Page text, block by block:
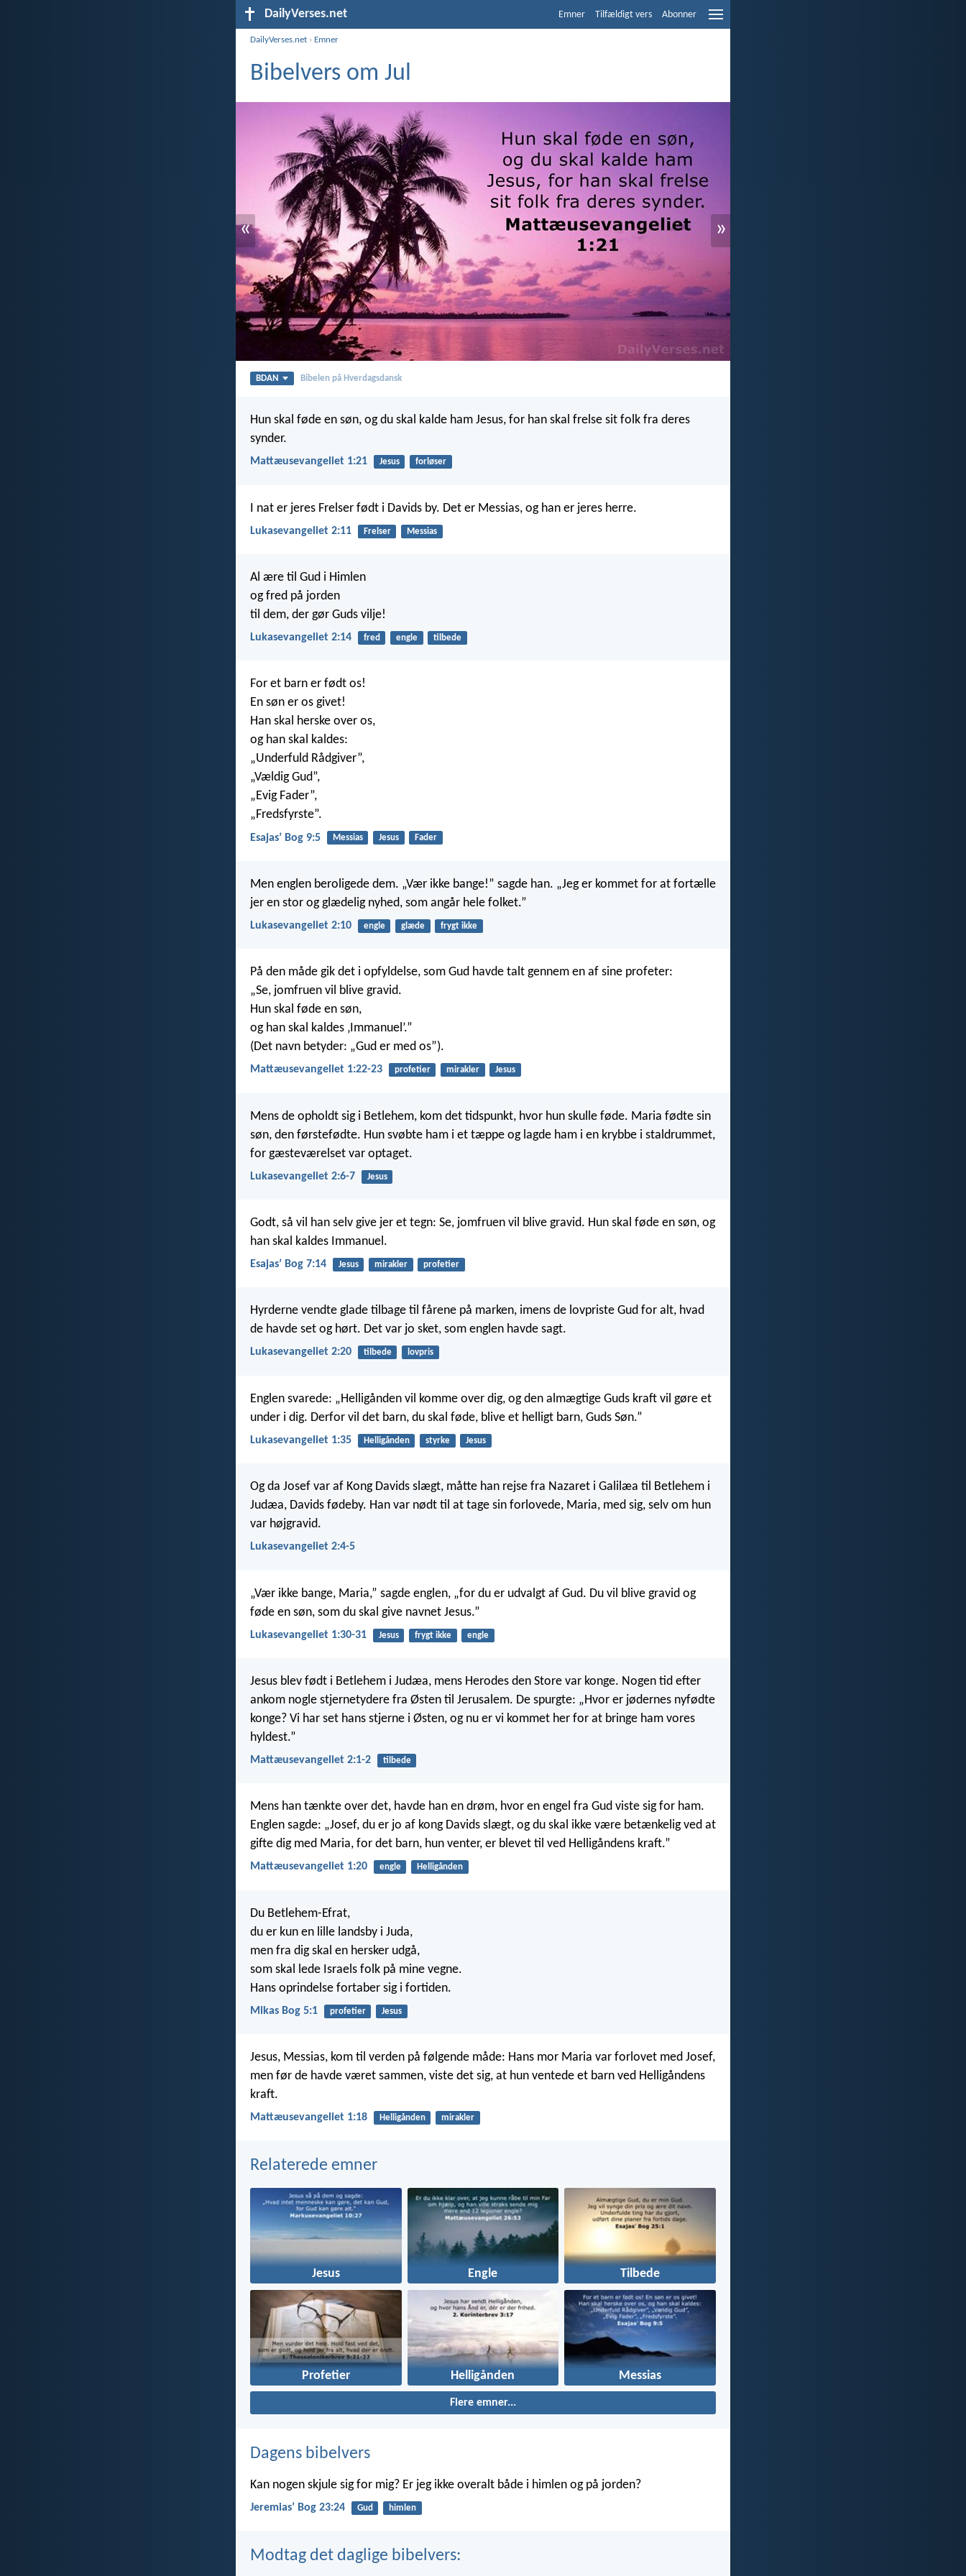
DailyVerses.net Emner Tilfældigt vers Abonner
DailyVerses.net › Emner
Bibelvers om Jul
« »
BDAN Bibelen på Hverdagsdansk
Hun skal føde en søn, og du skal kalde ham Jesus, for han skal frelse sit folk fra deres
synder.
Mattæusevangeliet 1:21 Jesus forløser
I nat er jeres Frelser født i Davids by. Det er Messias, og han er jeres herre.
Lukasevangeliet 2:11 Frelser Messias
Al ære til Gud i Himlen
og fred på jorden
til dem, der gør Guds vilje!
Lukasevangeliet 2:14 fred engle tilbede
For et barn er født os!
En søn er os givet!
Han skal herske over os,
og han skal kaldes:
„Underfuld Rådgiver”,
„Vældig Gud”,
„Evig Fader”,
„Fredsfyrste”.
Esajasʼ Bog 9:5 Messias Jesus Fader
Men englen beroligede dem. „Vær ikke bange!” sagde han. „Jeg er kommet for at fortælle
jer en stor og glædelig nyhed, som angår hele folket.”
Lukasevangeliet 2:10 engle glæde frygt ikke
På den måde gik det i opfyldelse, som Gud havde talt gennem en af sine profeter:
„Se, jomfruen vil blive gravid.
Hun skal føde en søn,
og han skal kaldes ‚Immanuel’.”
(Det navn betyder: „Gud er med os”).
Mattæusevangeliet 1:22-23 profetier mirakler Jesus
Mens de opholdt sig i Betlehem, kom det tidspunkt, hvor hun skulle føde. Maria fødte sin
søn, den førstefødte. Hun svøbte ham i et tæppe og lagde ham i en krybbe i staldrummet,
for gæsteværelset var optaget.
Lukasevangeliet 2:6-7 Jesus
Godt, så vil han selv give jer et tegn: Se, jomfruen vil blive gravid. Hun skal føde en søn, og
han skal kaldes Immanuel.
Esajasʼ Bog 7:14 Jesus mirakler profetier
Hyrderne vendte glade tilbage til fårene på marken, imens de lovpriste Gud for alt, hvad
de havde set og hørt. Det var jo sket, som englen havde sagt.
Lukasevangeliet 2:20 tilbede lovpris
Englen svarede: „Helligånden vil komme over dig, og den almægtige Guds kraft vil gøre et
under i dig. Derfor vil det barn, du skal føde, blive et helligt barn, Guds Søn.”
Lukasevangeliet 1:35 Helligånden styrke Jesus
Og da Josef var af Kong Davids slægt, måtte han rejse fra Nazaret i Galilæa til Betlehem i
Judæa, Davids fødeby. Han var nødt til at tage sin forlovede, Maria, med sig, selv om hun
var højgravid.
Lukasevangeliet 2:4-5
„Vær ikke bange, Maria,” sagde englen, „for du er udvalgt af Gud. Du vil blive gravid og
føde en søn, som du skal give navnet Jesus.”
Lukasevangeliet 1:30-31 Jesus frygt ikke engle
Jesus blev født i Betlehem i Judæa, mens Herodes den Store var konge. Nogen tid efter
ankom nogle stjernetydere fra Østen til Jerusalem. De spurgte: „Hvor er jødernes nyfødte
konge? Vi har set hans stjerne i Østen, og nu er vi kommet her for at bringe ham vores
hyldest.”
Mattæusevangeliet 2:1-2 tilbede
Mens han tænkte over det, havde han en drøm, hvor en engel fra Gud viste sig for ham.
Englen sagde: „Josef, du er jo af kong Davids slægt, og du skal ikke være betænkelig ved at
gifte dig med Maria, for det barn, hun venter, er blevet til ved Helligåndens kraft.”
Mattæusevangeliet 1:20 engle Helligånden
Du Betlehem-Efrat,
du er kun en lille landsby i Juda,
men fra dig skal en hersker udgå,
som skal lede Israels folk på mine vegne.
Hans oprindelse fortaber sig i fortiden.
Mikas Bog 5:1 profetier Jesus
Jesus, Messias, kom til verden på følgende måde: Hans mor Maria var forlovet med Josef,
men før de havde været sammen, viste det sig, at hun ventede et barn ved Helligåndens
kraft.
Mattæusevangeliet 1:18 Helligånden mirakler
Relaterede emner
Jesus Engle Tilbede
Profetier Helligånden Messias
Flere emner...
Dagens bibelvers
Kan nogen skjule sig for mig? Er jeg ikke overalt både i himlen og på jorden?
Jeremiasʼ Bog 23:24 Gud himlen
Modtag det daglige bibelvers: